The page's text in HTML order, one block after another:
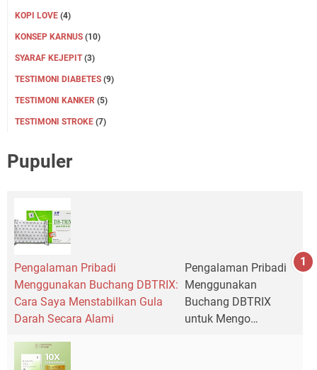
KOPI LOVE (4)
KONSEP KARNUS (10)
SYARAF KEJEPIT (3)
TESTIMONI DIABETES (9)
TESTIMONI KANKER (5)
TESTIMONI STROKE (7)
Pupuler
Pengalaman Pribadi
Menggunakan Buchang DBTRIX:
Cara Saya Menstabilkan Gula
Darah Secara Alami
Pengalaman Pribadi
Menggunakan
Buchang DBTRIX
untuk Mengo…